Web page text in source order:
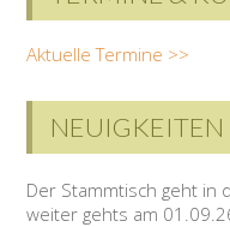
Aktuelle Termine >>
NEUIGKEITEN
Der Stammtisch geht in
weiter gehts am